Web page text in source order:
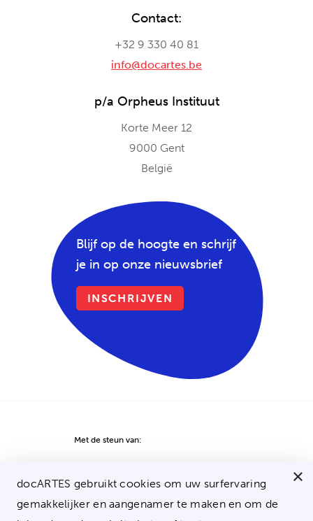
Contact:
+32 9 330 40 81
info@docartes.be
p/a Orpheus Instituut
Korte Meer 12
9000 Gent
België
Blijf op de hoogte en schrijf
je in op onze nieuwsbrief
INSCHRIJVEN
Met de steun van:
docARTES ©2026
Disclaimer Privacy policy
×
docARTES gebruikt cookies om uw surfervaring
gemakkelijker en aangenamer te maken en om de